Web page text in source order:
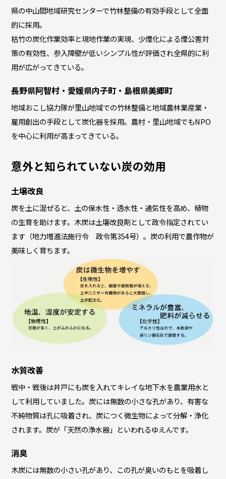
県の中山間地域研究センターで竹林整備の有効手段として全面
的に採用。
枯竹の炭化作業効率と現地作業の実現、少煙化による煙公害対
策の有効性、参入障壁が低いシンプル性が評価され全県的に利
用が広がってきている。
⾧野県阿智村・愛媛県内子町・島根県美郷町
地域おこし協力隊が里山地域での竹林整備と地域農林業産業・
雇用創出の手段として炭化器を採用。農村・里山地域でもNPO
を中心に利用が高まってきている。
意外と知られていない炭の効用
土壌改良
炭を土に混ぜると、土の保水性・透水性・通気性を高め、植物
の生育を助けます。木炭は土壌改良剤として政令指定されてい
ます（地力増進法施行令 政令第354号）。炭の利用で農作物が
美味しく育ちます。
水質改善
戦中・戦後は井戸にも炭を入れてキレイな地下水を農業用水と
して利用していました。炭には無数の小さな孔があり、有害な
不純物質は孔に吸着され、炭につく微生物によって分解・浄化
されます。炭が「天然の浄水器」といわれるゆえんです。
消臭
木炭には無数の小さい孔があり、この孔が臭いのもとを吸着し